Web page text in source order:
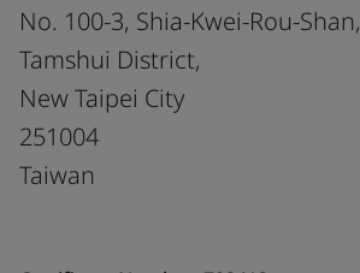
No. 100-3, Shia-Kwei-Rou-Shan,
Tamshui District,
New Taipei City
251004
Taiwan